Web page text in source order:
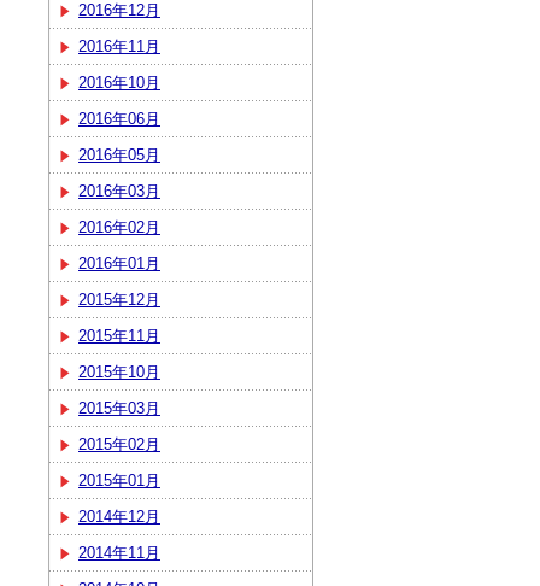
2016年12月
2016年11月
2016年10月
2016年06月
2016年05月
2016年03月
2016年02月
2016年01月
2015年12月
2015年11月
2015年10月
2015年03月
2015年02月
2015年01月
2014年12月
2014年11月